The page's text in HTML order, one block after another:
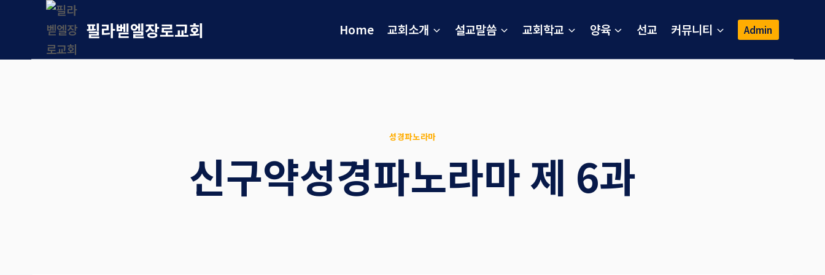
필라벧엘장로교회 Home 교회소개 설교말씀 교회학교 양육 선교 커뮤니티 Admin
성경파노라마
신구약성경파노라마 제 6과